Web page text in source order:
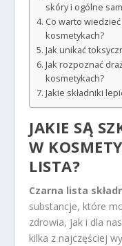
skóry i ogólne
Co warto
kosmetykach?
Jak unikać
Jak rozpoznać
kosmetykach?
Jakie składniki
JAKIE SĄ
W
LISTA?
Czarna lista
substancje, które
zdrowia, jak i dla
kilka z najczęściej